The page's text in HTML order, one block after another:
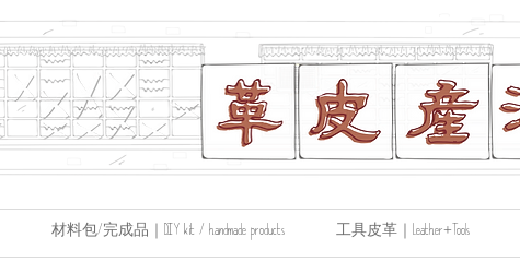
材料包/完成品｜DIY kit / handmade products 工具皮革｜Leather+Tools